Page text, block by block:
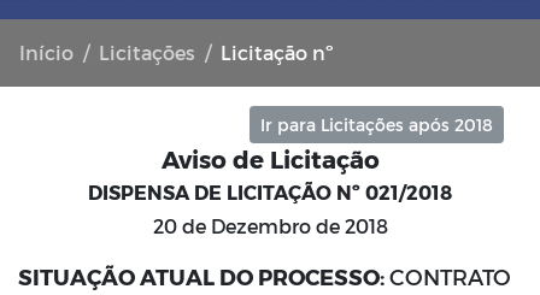
Início Licitações Licitação nº
Ir para Licitações após 2018
Aviso de Licitação
DISPENSA DE LICITAÇÃO Nº 021/2018
20 de Dezembro de 2018
SITUAÇÃO ATUAL DO PROCESSO:CONTRATO